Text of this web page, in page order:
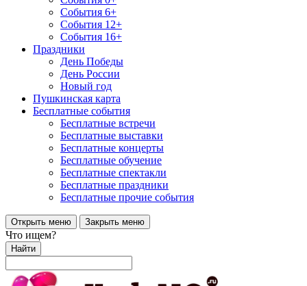
События 6+
События 12+
События 16+
Праздники
День Победы
День России
Новый год
Пушкинская карта
Бесплатные события
Бесплатные встречи
Бесплатные выставки
Бесплатные концерты
Бесплатные обучение
Бесплатные спектакли
Бесплатные праздники
Бесплатные прочие события
Открыть меню Закрыть меню
Что ищем?
Найти